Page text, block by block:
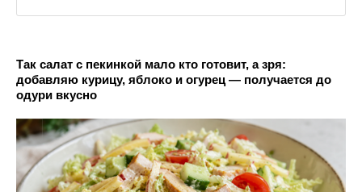
Так салат с пекинкой мало кто готовит, а зря:
добавляю курицу, яблоко и огурец — получается до
одури вкусно